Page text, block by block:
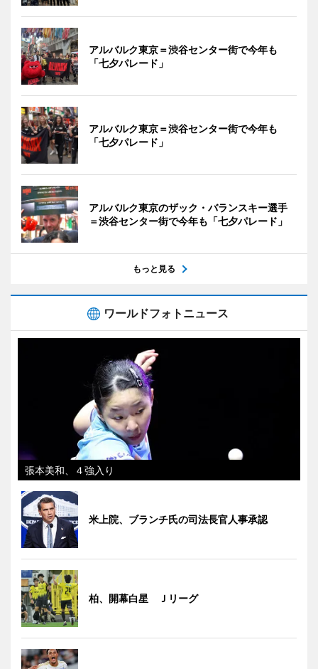
アルバルク東京＝渋谷センター街で今年も
「七夕パレード」
アルバルク東京＝渋谷センター街で今年も
「七夕パレード」
アルバルク東京のザック・バランスキー選手
＝渋谷センター街で今年も「七夕パレード」
もっと見る
ワールドフォトニュース
張本美和、４強入り
米上院、ブランチ氏の司法長官人事承認
柏、開幕白星 Ｊリーグ